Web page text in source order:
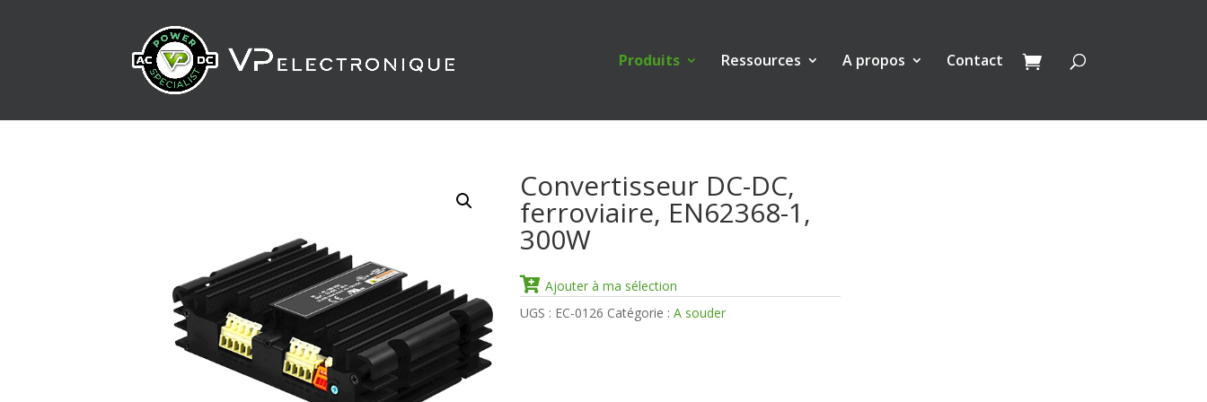
Produits Ressources A propos Contact
Convertisseur DC-DC,
ferroviaire, EN62368-1,
300W
Ajouter à ma sélection
UGS : EC-0126 Catégorie : A souder